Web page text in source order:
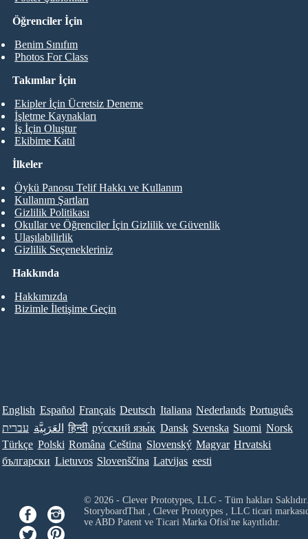
Öğrenciler İçin
Benim Sınıfım
Photos For Class
Takımlar İçin
Ekipler İçin Ücretsiz Deneme
İşletme Kaynakları
İş İçin Oluştur
Ekibime Katıl
Hakkında
Hakkımızda
Bizimle İletişime Geçin
İlkeler
Öykü Panosu Telif Hakkı ve Kullanım
Kullanım Şartları
Gizlilik Politikası
Okullar ve Öğrenciler İçin Gizlilik ve Güvenlik
Ulaşılabilirlik
Gizlilik Seçenekleriniz
English Español Français Deutsch Italiana Nederlands Português
עברית العَرَبِيَّة हिन्दी ру́сский язы́к Dansk Svenska Suomi Norsk
Türkçe Polski Româna Ceština Slovenský Magyar Hrvatski
български Lietuvos Slovenščina Latvijas eesti
© 2026 - Clever Prototypes, LLC - Tüm hakları Saklıdır.
StoryboardThat , Clever Prototypes , LLCticari
ve ABD Patent ve Ticari Marka Ofisi'ne kayıtlıdır.